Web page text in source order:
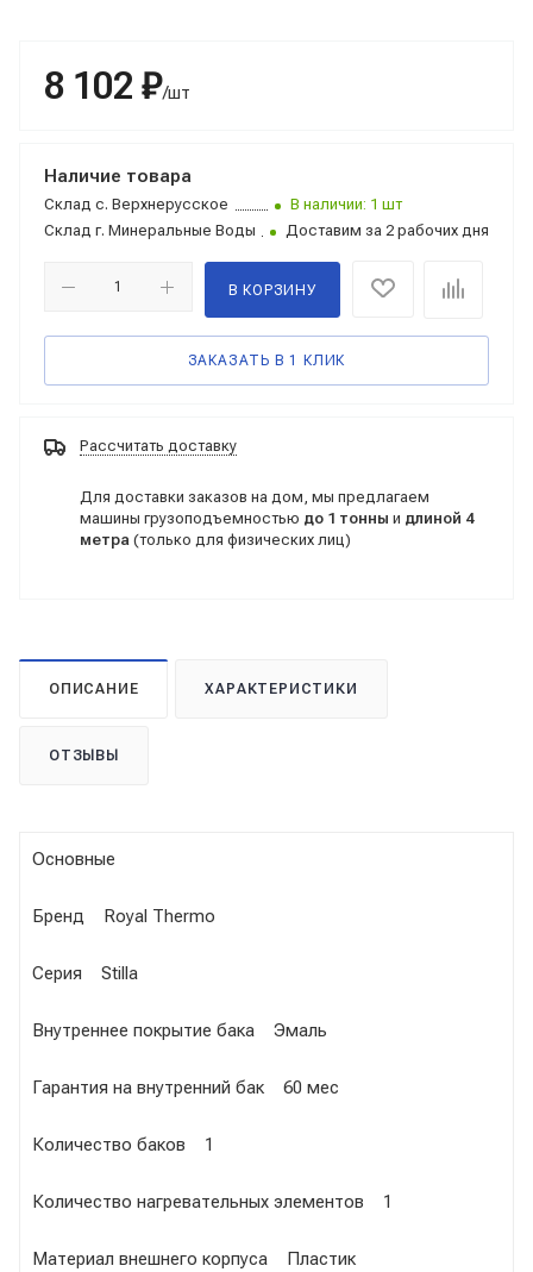
8 102 ₽/шт
Наличие товара
Склад с. Верхнерусское
В наличии: 1 шт
Склад г. Минеральные Воды Доставим за 2 рабочих дня
В КОРЗИНУ
ЗАКАЗАТЬ В 1 КЛИК
Рассчитать доставку
Для доставки заказов на дом, мы предлагаем
машины грузоподъемностью до 1 тонны и длиной 4
метра (только для физических лиц)
ОПИСАНИЕ ХАРАКТЕРИСТИКИ
ОТЗЫВЫ
Основные
Бренд Royal Thermo
Серия Stilla
Внутреннее покрытие бака Эмаль
Гарантия на внутренний бак 60 мес
Количество баков 1
Количество нагревательных элементов 1
Материал внешнего корпуса Пластик